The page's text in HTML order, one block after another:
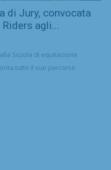
di Jury, convocata
agli...
Scuola di equitazione
tutto il suo percorso